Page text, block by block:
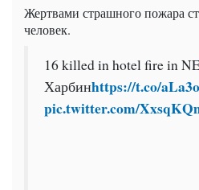
Жертвами страшного пожара
человек.
16 killed in hotel fire in
Харбинhttps://t.co/
pic.twitter.com/